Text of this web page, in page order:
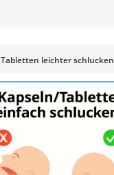
Tabletten leichter schlucken